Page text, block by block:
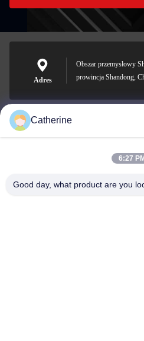
Adres
Obszar przemysłowy
prowincja Shandong,
Catherine
6:27 PM
Good day, what product are you